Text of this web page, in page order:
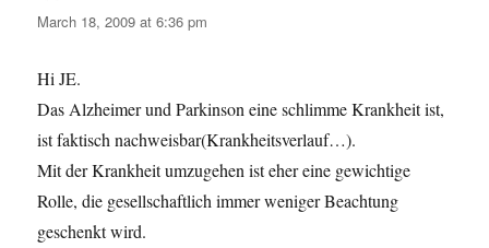
March 18, 2009 at 6:36 pm
Hi JE.
Das Alzheimer und Parkinson eine schlimme Krankheit ist,
ist faktisch nachweisbar(Krankheitsverlauf…).
Mit der Krankheit umzugehen ist eher eine gewichtige
Rolle, die gesellschaftlich immer weniger Beachtung
geschenkt wird.